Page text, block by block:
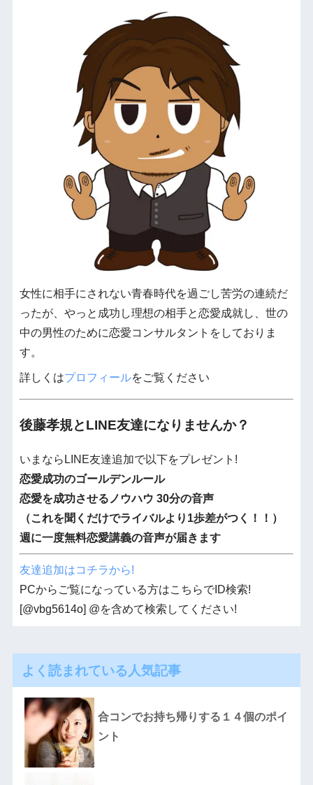
女性に相手にされない青春時代を過ごし苦労の連続だ
ったが、やっと成功し理想の相手と恋愛成就し、世の
中の男性のために恋愛コンサルタントをしておりま
す。
詳しくはプロフィールをご覧ください
後藤孝規とLINE友達になりませんか？
いまならLINE友達追加で以下をプレゼント!
恋愛成功のゴールデンルール
恋愛を成功させるノウハウ 30分の音声
（これを聞くだけでライバルより1歩差がつく！！）
週に一度無料恋愛講義の音声が届きます
友達追加はコチラから!
PCからご覧になっている方はこちらでID検索!
[@vbg5614o] @を含めて検索してください!
よく読まれている人気記事
合コンでお持ち帰りする１４個のポイ
ント